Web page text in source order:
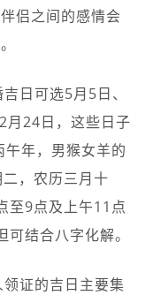
侣之间的感情会
日可选5月5日、
月24日，这些日子
年，男猴女羊的
，农历三月十
至9点及上午11点
结合八字化解。
证的吉日主要集